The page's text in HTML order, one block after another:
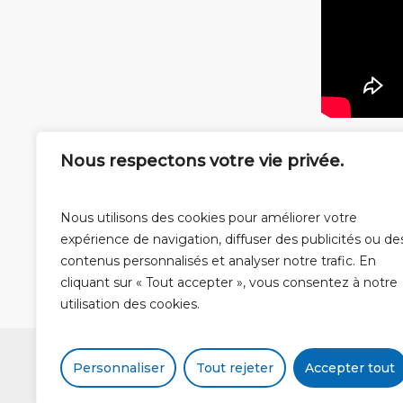
Nous respectons votre vie privée.
Nous utilisons des cookies pour améliorer votre
expérience de navigation, diffuser des publicités ou
contenus personnalisés et analyser notre trafic. En
cliquant sur « Tout accepter », vous consentez à notre
utilisation des cookies.
Personnaliser Tout rejeter Accepter tout